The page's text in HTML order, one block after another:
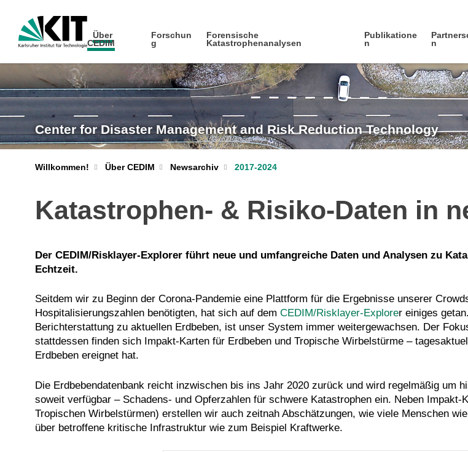
Über
CEDIM
Forschun
g
Forensische
Katastrophenanalysen
Publikatione
n
n
Center for Disaster Management and Risk Reduction Technology
Willkommen! Über CEDIM Newsarchiv 2017-2024
Katastrophen- & Risiko-Daten in
Der CEDIM/Risklayer-Explorer führt neue und umfangreiche Daten und Analysen zu
Echtzeit.
Seitdem wir zu Beginn der Corona-Pandemie eine Plattform für die Ergebnisse unserer
Hospitalisierungszahlen benötigten, hat sich auf dem CEDIM/Risklayer-Explorer einiges
Berichterstattung zu aktuellen Erdbeben, ist unser System immer weitergewachsen. Der
stattdessen finden sich Impakt-Karten für Erdbeben und Tropische Wirbelstürme –
Erdbeben ereignet hat.
Die Erdbebendatenbank reicht inzwischen bis ins Jahr 2020 zurück und wird regelmäßig um
soweit verfügbar – Schadens- und Opferzahlen für schwere Katastrophen ein. Neben
Tropischen Wirbelstürmen) erstellen wir auch zeitnah Abschätzungen, wie viele Menschen
über betroffene kritische Infrastruktur wie zum Beispiel Kraftwerke.